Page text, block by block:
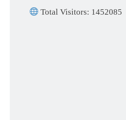
Total Visitors: 1452085